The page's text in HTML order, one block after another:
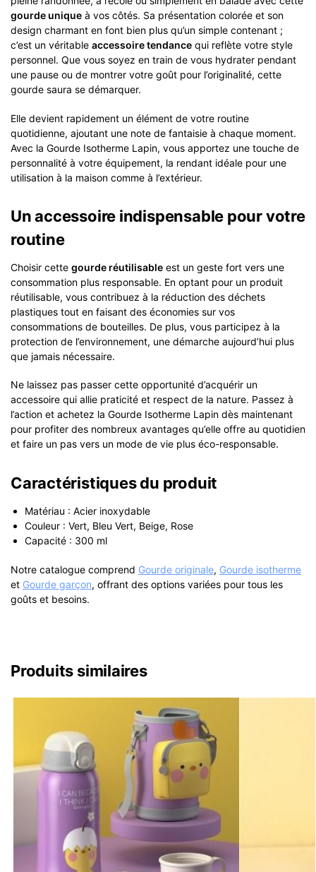
gourde unique à vos côtés. Sa présentation colorée et son
design charmant en font bien plus qu’un simple contenant ;
c’est un véritable accessoire tendance qui reflète votre style
personnel. Que vous soyez en train de vous hydrater pendant
une pause ou de montrer votre goût pour l’originalité, cette
gourde saura se démarquer.
Elle devient rapidement un élément de votre routine
quotidienne, ajoutant une note de fantaisie à chaque moment.
Avec la Gourde Isotherme Lapin, vous apportez une touche de
personnalité à votre équipement, la rendant idéale pour une
utilisation à la maison comme à l’extérieur.
Un accessoire indispensable pour votre
routine
Choisir cette gourde réutilisable est un geste fort vers une
consommation plus responsable. En optant pour un produit
réutilisable, vous contribuez à la réduction des déchets
plastiques tout en faisant des économies sur vos
consommations de bouteilles. De plus, vous participez à la
protection de l’environnement, une démarche aujourd’hui plus
que jamais nécessaire.
Ne laissez pas passer cette opportunité d’acquérir un
accessoire qui allie praticité et respect de la nature. Passez à
l’action et achetez la Gourde Isotherme Lapin dès maintenant
pour profiter des nombreux avantages qu’elle offre au quotidien
et faire un pas vers un mode de vie plus éco-responsable.
Caractéristiques du produit
Matériau : Acier inoxydable
Couleur : Vert, Bleu Vert, Beige, Rose
Capacité : 300 ml
Notre catalogue comprend Gourde originale, Gourde isotherme
et Gourde garçon, offrant des options variées pour tous les
goûts et besoins.
Produits similaires